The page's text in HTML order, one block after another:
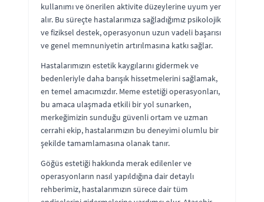
kullanımı ve önerilen aktivite düzeylerine uyum yer
alır. Bu süreçte hastalarımıza sağladığımız psikolojik
ve fiziksel destek, operasyonun uzun vadeli başarısı
ve genel memnuniyetin artırılmasına katkı sağlar.
Hastalarımızın estetik kaygılarını gidermek ve
bedenleriyle daha barışık hissetmelerini sağlamak,
en temel amacımızdır. Meme estetiği operasyonları,
bu amaca ulaşmada etkili bir yol sunarken,
merkeğimizin sunduğu güvenli ortam ve uzman
cerrahi ekip, hastalarımızın bu deneyimi olumlu bir
şekilde tamamlamasına olanak tanır.
Göğüs estetiği hakkında merak edilenler ve
operasyonların nasıl yapıldığına dair detaylı
rehberimiz, hastalarımızın sürece dair tüm